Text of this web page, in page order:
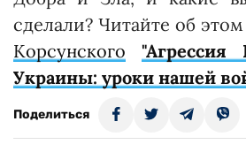
сделали? Читайте об этом
Корсунского
"Агрессия
Украины: уроки нашей
Поделиться